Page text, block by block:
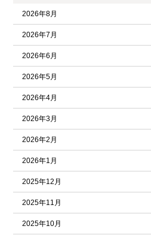
2026年8月
2026年7月
2026年6月
2026年5月
2026年4月
2026年3月
2026年2月
2026年1月
2025年12月
2025年11月
2025年10月